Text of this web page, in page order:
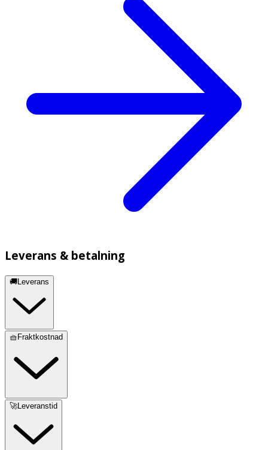
Leverans & betalning
🚚Leverans
🧺Fraktkostnad
🚀Leveranstid